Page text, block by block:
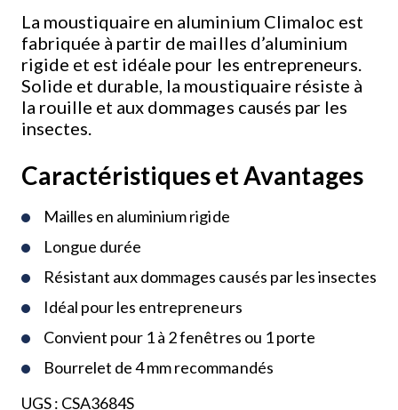
La moustiquaire en aluminium Climaloc est
fabriquée à partir de mailles d’aluminium
rigide et est idéale pour les entrepreneurs.
Solide et durable, la moustiquaire résiste à
la rouille et aux dommages causés par les
insectes.
Caractéristiques et Avantages
Mailles en aluminium rigide
Longue durée
Résistant aux dommages causés par les insectes
Idéal pour les entrepreneurs
Convient pour 1 à 2 fenêtres ou 1 porte
Bourrelet de 4 mm recommandés
UGS : CSA3684S